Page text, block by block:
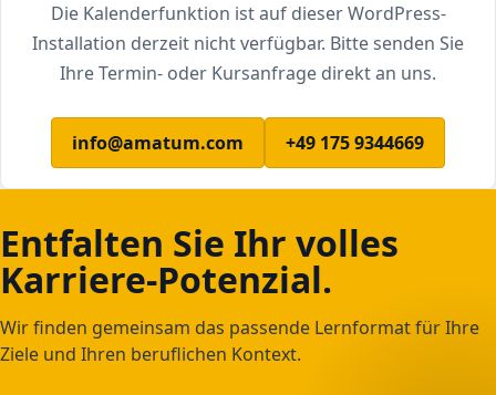
Die Kalenderfunktion ist auf dieser WordPress-
Installation derzeit nicht verfügbar. Bitte senden Sie
Ihre Termin- oder Kursanfrage direkt an uns.
info@amatum.com +49 175 9344669
Entfalten Sie Ihr volles
Karriere-Potenzial.
Wir finden gemeinsam das passende Lernformat für Ihre
Ziele und Ihren beruflichen Kontext.